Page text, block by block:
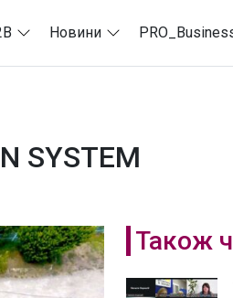
Новини
SYSTEM
Також